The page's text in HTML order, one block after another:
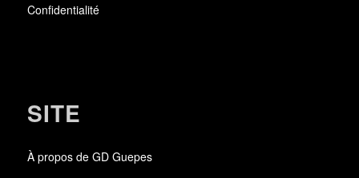
Confidentialité
SITE
À propos de GD Guepes